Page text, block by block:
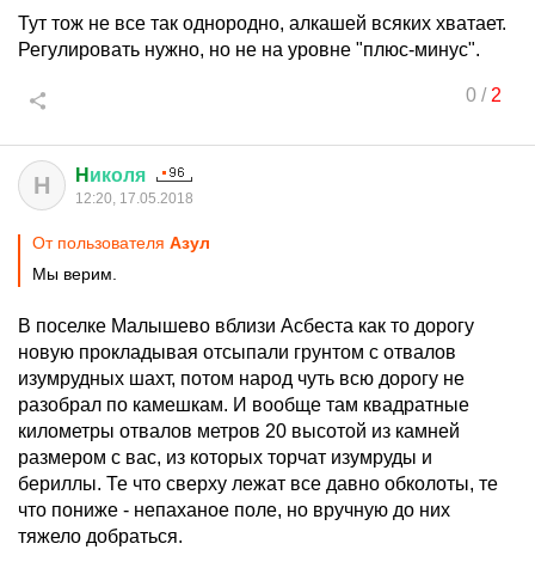
Тут тож не все так однородно, алкашей всяких хватает.
Регулировать нужно, но не на уровне "плюс-минус".
0/ 2
H H иколя
12:20, 17.05.2018
От пользователя Азул
Мы верим.
В поселке Малышево вблизи Асбеста как то дорогу
новую прокладывая отсыпали грунтом с отвалов
изумрудных шахт, потом народ чуть всю дорогу не
разобрал по камешкам. И вообще там квадратные
километры отвалов метров 20 высотой из камней
размером с вас, из которых торчат изумруды и
бериллы. Те что сверху лежат все давно обколоты, те
что пониже - непаханое поле, но вручную до них
тяжело добраться.